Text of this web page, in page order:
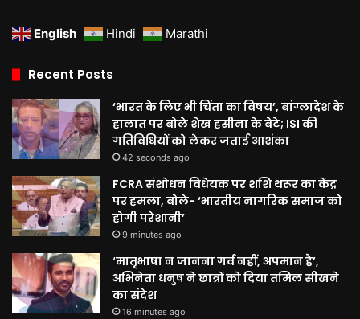
English Hindi Marathi
Recent Posts
‘भारत के लिए भी चिंता का विषय’, बांग्लादेश के
हालात पर बोले शेख हसीना के बेटे; ISI की
गतिविधियों को लेकर जताई आशंका
42 seconds ago
FCRA संशोधन विधेयक पर शशि थरूर का केंद्र
पर हमला, बोले- ‘भारतीय नागरिक समाज को
होगी परेशानी’
9 minutes ago
‘मातृभाषा न जानना गर्व नहीं, अपमान है’,
अभिनेता धनुष ने छात्रों को दिया तमिल सीखने
का संदेश
16 minutes ago